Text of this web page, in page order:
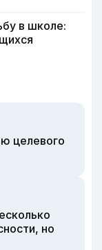
в школе:
целевого
но